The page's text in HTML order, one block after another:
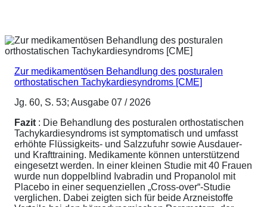
Zur medikamentösen Behandlung des posturalen
orthostatischen Tachykardiesyndroms [CME]
Jg. 60, S. 53; Ausgabe 07 / 2026
Fazit : Die Behandlung des posturalen orthostatischen
Tachykardiesyndroms ist symptomatisch und umfasst
erhöhte Flüssigkeits- und Salzzufuhr sowie Ausdauer-
und Krafttraining. Medikamente können unterstützend
eingesetzt werden. In einer kleinen Studie mit 40 Frauen
wurde nun doppelblind Ivabradin und Propanolol mit
Placebo in einer sequenziellen „Cross-over“-Studie
verglichen. Dabei zeigten sich für beide Arzneistoffe